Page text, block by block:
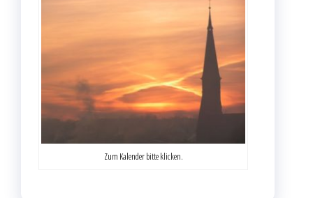
Zum Kalender bitte klicken.